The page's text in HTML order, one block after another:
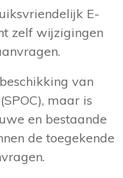
E-
zelf wijzigingen
van
maar is
en bestaande
de toegekende